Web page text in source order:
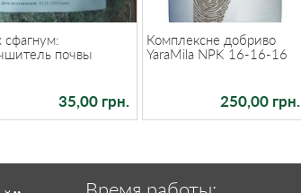
почвы
35,00 грн.
Комплексне добриво
YaraMila NPK 16-16-16
250,00 грн.